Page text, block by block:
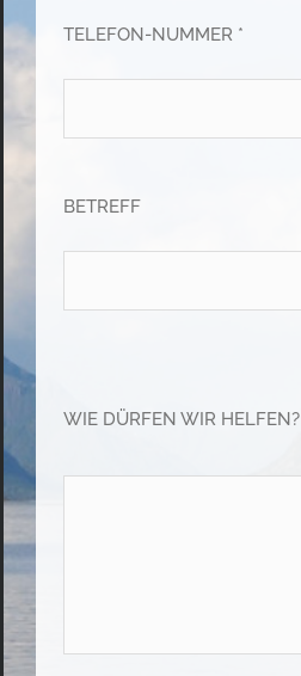
TELEFON-NUMMER *
BETREFF
WIE DÜRFEN WIR HELFEN?